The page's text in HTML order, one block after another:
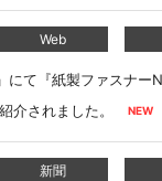
Web
にて『紙製ファスナー
介されました。
新聞